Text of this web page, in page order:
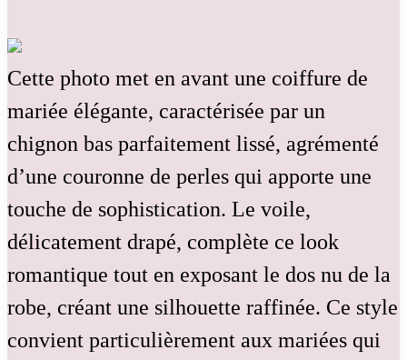
Cette photo met en avant une coiffure de
mariée élégante, caractérisée par un
chignon bas parfaitement lissé, agrémenté
d’une couronne de perles qui apporte une
touche de sophistication. Le voile,
délicatement drapé, complète ce look
romantique tout en exposant le dos nu de la
robe, créant une silhouette raffinée. Ce style
convient particulièrement aux mariées qui